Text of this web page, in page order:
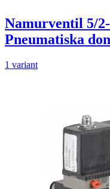
Namurventil 5/
Pneumatiska don
1 variant